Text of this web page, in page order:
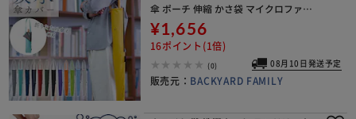
傘 ポーチ 伸縮 かさ袋 マイクロファイ
バー かさカバー ロング カバン 外付け
mabu マブ 吸水傘トート 畳め
¥1,656
16ポイント(1倍)
(0) 08月10日発送予定
販売元： BACKYARD FAMILY